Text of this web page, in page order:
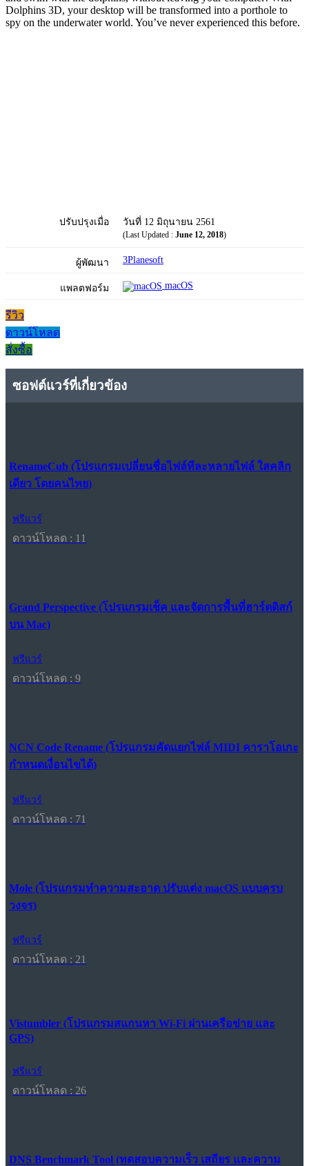
Dolphins 3D, your desktop will be transformed into a porthole to
spy on the underwater world. You’ve never experienced this before.
ปรับปรุงเมื่อ วันที่ 12 มิถุนายน 2561
(Last Updated : June 12, 2018)
ผู้พัฒนา 3Planesoft
แพลตฟอร์ม macOS
รีวิว
ดาวน์โหลด
สั่งซื้อ
ซอฟต์แวร์ที่เกี่ยวข้อง
RenameCub (โปรแกรมเปลี่ยนชื่อไฟล์ทีละหลายไฟล์ ใสคลิก
เดียว โดยคนไทย)
ฟรีแวร์
ดาวน์โหลด : 11
Grand Perspective (โปรแกรมเช็ค และจัดการพื้นที่ฮาร์ดดิสก์
บน Mac)
ฟรีแวร์
ดาวน์โหลด : 9
NCN Code Rename (โปรแกรมคัดแยกไฟล์ MIDI คาราโอเกะ
กำหนดเงื่อนไขได้)
ฟรีแวร์
ดาวน์โหลด : 71
Mole (โปรแกรมทำความสะอาด ปรับแต่ง macOS แบบครบ
วงจร)
ฟรีแวร์
ดาวน์โหลด : 21
Vistumbler (โปรแกรมสแกนหา Wi-Fi ผ่านเครือข่าย และ
GPS)
ฟรีแวร์
ดาวน์โหลด : 26
DNS Benchmark Tool (ทดสอบความเร็ว เสถียร และความ